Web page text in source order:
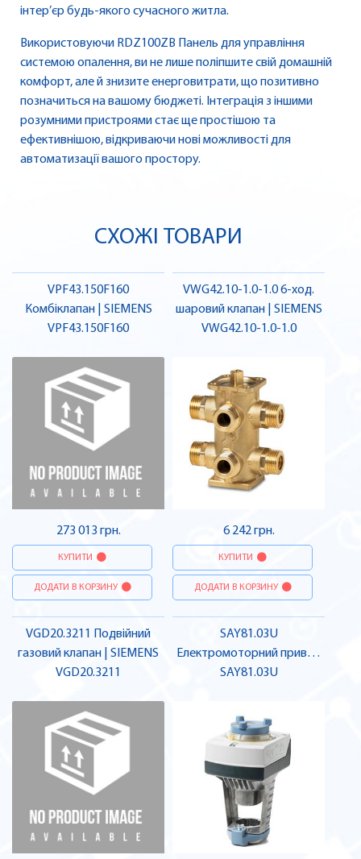
інтер’єр будь-якого сучасного житла.
Використовуючи RDZ100ZB Панель для управління
системою опалення, ви не лише поліпшите свій домашній
комфорт, але й знизите енерговитрати, що позитивно
позначиться на вашому бюджеті. Інтеграція з іншими
розумними пристроями стає ще простішою та
ефективнішою, відкриваючи нові можливості для
автоматизації вашого простору.
СХОЖІ ТОВАРИ
VPF43.150F160
Комбіклапан | SIEMENS
VPF43.150F160
273 013 грн.
КУПИТИ
ДОДАТИ В КОРЗИНУ
VWG42.10-1.0-1.0 6-ход.
шаровий клапан | SIEMENS
VWG42.10-1.0-1.0
6 242 грн.
КУПИТИ
ДОДАТИ В КОРЗИНУ
VGD20.3211 Подвійний
газовий клапан | SIEMENS
VGD20.3211
SAY81.03U
Електромоторний привод
для VPI46 | SIEMENS
SAY81.03U